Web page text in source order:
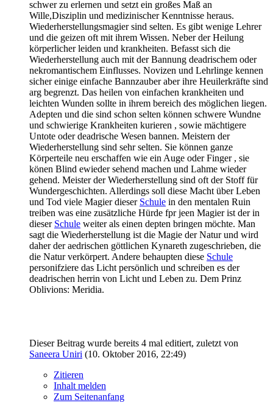
schwer zu erlernen und setzt ein großes Maß an
Wille,Disziplin und medizinischer Kenntnisse heraus.
Wiederherstellungsmagier sind selten. Es gibt wenige Lehrer
und die geizen oft mit ihrem Wissen. Neber der Heilung
körperlicher leiden und krankheiten. Befasst sich die
Wiederherstellung auch mit der Bannung deadrischem oder
nekromantischem Einflusses. Novizen und Lehrlinge kennen
sicher einige einfache Bannzauber aber ihre Heuilerkräfte sind
arg begrenzt. Das heilen von einfachen krankheiten und
leichten Wunden sollte in ihrem bereich des möglichen liegen.
Adepten und die sind schon selten können schwere Wundne
und schwierige Krankheiten kurieren , sowie mächtigere
Untote oder deadrische Wesen bannen. Meistern der
Wiederherstellung sind sehr selten. Sie können ganze
Körperteile neu erschaffen wie ein Auge oder Finger , sie
könen Blind ewieder sehend machen und Lahme wieder
gehend. Meister der Wiederherstellung sind oft der Stoff für
Wundergeschichten. Allerdings soll diese Macht über Leben
und Tod viele Magier dieser Schule in den mentalen Ruin
treiben was eine zusätzliche Hürde fpr jeen Magier ist der in
dieser Schule weiter als einen depten bringen möchte. Man
sagt die Wiederherstellung ist die Magie der Natur und wird
daher der aedrischen göttlichen Kynareth zugeschrieben, die
die Natur verkörpert. Andere behaupten diese Schule
personifziere das Licht persönlich und schreiben es der
deadrischen herrin von Licht und Leben zu. Dem Prinz
Oblivions: Meridia.
Dieser Beitrag wurde bereits 4 mal editiert, zuletzt von
Saneera Uniri (10. Oktober 2016, 22:49)
Zitieren
Inhalt melden
Zum Seitenanfang